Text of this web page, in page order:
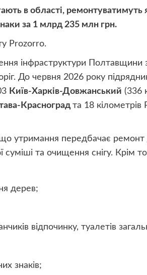
в області,
за 1 млрд 235 млн грн.
Prozorro.
інфраструктури Полтавщини
До червня 2026 року
Київ-Харків-Довжанський (336
Красноград та 18 кілометрів
утримання передбачає ремонт
суміші та очищення снігу. Крім
дерев;
відпочинку, туалетів
знаків;